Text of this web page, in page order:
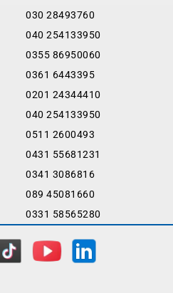
030 28493760
040 254133950
0355 86950060
0361 6443395
0201 24344410
040 254133950
0511 2600493
0431 55681231
0341 3086816
089 45081660
0331 58565280